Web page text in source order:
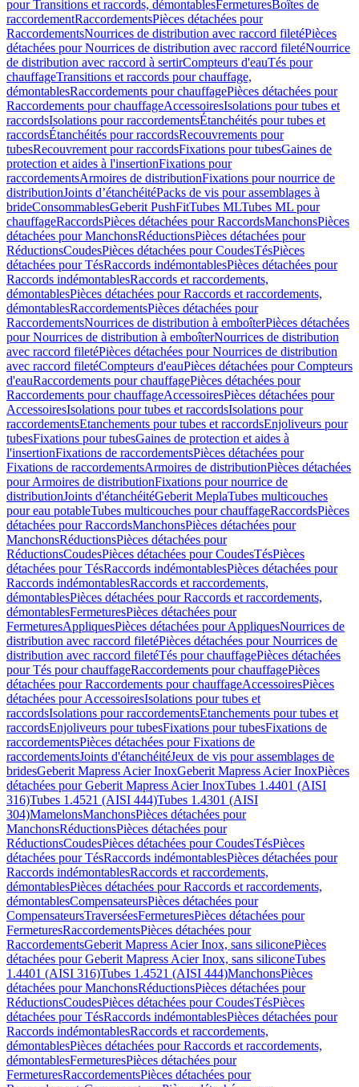
pour Transitions et raccords, démontablesFermeturesBoîtes de
raccordementRaccordementsPièces détachées pour
RaccordementsNourrices de distribution avec raccord filetéPièces
détachées pour Nourrices de distribution avec raccord filetéNourrice
de distribution avec raccord à sertirCompteurs d'eauTés pour
chauffageTransitions et raccords pour chauffage,
démontablesRaccordements pour chauffagePièces détachées pour
Raccordements pour chauffageAccessoiresIsolations pour tubes et
raccordsIsolations pour raccordementsÉtanchéités pour tubes et
raccordsÉtanchéités pour raccordsRecouvrements pour
tubesRecouvrement pour raccordsFixations pour tubesGaines de
protection et aides à l'insertionFixations pour
raccordementsArmoires de distributionFixations pour nourrice de
distributionJoints d’étanchéitéPacks de vis pour assemblages à
brideConsommablesGeberit PushFitTubes MLTubes ML pour
chauffageRaccordsPièces détachées pour RaccordsManchonsPièces
détachées pour ManchonsRéductionsPièces détachées pour
RéductionsCoudesPièces détachées pour CoudesTésPièces
détachées pour TésRaccords indémontablesPièces détachées pour
Raccords indémontablesRaccords et raccordements,
démontablesPièces détachées pour Raccords et raccordements,
démontablesRaccordementsPièces détachées pour
RaccordementsNourrices de distribution à emboîterPièces détachées
pour Nourrices de distribution à emboîterNourrices de distribution
avec raccord filetéPièces détachées pour Nourrices de distribution
avec raccord filetéCompteurs d'eauPièces détachées pour Compteurs
d'eauRaccordements pour chauffagePièces détachées pour
Raccordements pour chauffageAccessoiresPièces détachées pour
AccessoiresIsolations pour tubes et raccordsIsolations pour
raccordementsEtanchements pour tubes et raccordsEnjoliveurs pour
tubesFixations pour tubesGaines de protection et aides à
l'insertionFixations de raccordementsPièces détachées pour
Fixations de raccordementsArmoires de distributionPièces détachées
pour Armoires de distributionFixations pour nourrice de
distributionJoints d'étanchéitéGeberit MeplaTubes multicouches
pour eau potableTubes multicouches pour chauffageRaccordsPièces
détachées pour RaccordsManchonsPièces détachées pour
ManchonsRéductionsPièces détachées pour
RéductionsCoudesPièces détachées pour CoudesTésPièces
détachées pour TésRaccords indémontablesPièces détachées pour
Raccords indémontablesRaccords et raccordements,
démontablesPièces détachées pour Raccords et raccordements,
démontablesFermeturesPièces détachées pour
FermeturesAppliquesPièces détachées pour AppliquesNourrices de
distribution avec raccord filetéPièces détachées pour Nourrices de
distribution avec raccord filetéTés pour chauffagePièces détachées
pour Tés pour chauffageRaccordements pour chauffagePièces
détachées pour Raccordements pour chauffageAccessoiresPièces
détachées pour AccessoiresIsolations pour tubes et
raccordsIsolations pour raccordementsEtanchements pour tubes et
raccordsEnjoliveurs pour tubesFixations pour tubesFixations de
raccordementsPièces détachées pour Fixations de
raccordementsJoints d'étanchéitéJeux de vis pour assemblages de
bridesGeberit Mapress Acier InoxGeberit Mapress Acier InoxPièces
détachées pour Geberit Mapress Acier InoxTubes 1.4401 (AISI
316)Tubes 1.4521 (AISI 444)Tubes 1.4301 (AISI
304)MamelonsManchonsPièces détachées pour
ManchonsRéductionsPièces détachées pour
RéductionsCoudesPièces détachées pour CoudesTésPièces
détachées pour TésRaccords indémontablesPièces détachées pour
Raccords indémontablesRaccords et raccordements,
démontablesPièces détachées pour Raccords et raccordements,
démontablesCompensateursPièces détachées pour
CompensateursTraverséesFermeturesPièces détachées pour
FermeturesRaccordementsPièces détachées pour
RaccordementsGeberit Mapress Acier Inox, sans siliconePièces
détachées pour Geberit Mapress Acier Inox, sans siliconeTubes
1.4401 (AISI 316)Tubes 1.4521 (AISI 444)ManchonsPièces
détachées pour ManchonsRéductionsPièces détachées pour
RéductionsCoudesPièces détachées pour CoudesTésPièces
détachées pour TésRaccords indémontablesPièces détachées pour
Raccords indémontablesRaccords et raccordements,
démontablesPièces détachées pour Raccords et raccordements,
démontablesFermeturesPièces détachées pour
FermeturesRaccordementsPièces détachées pour